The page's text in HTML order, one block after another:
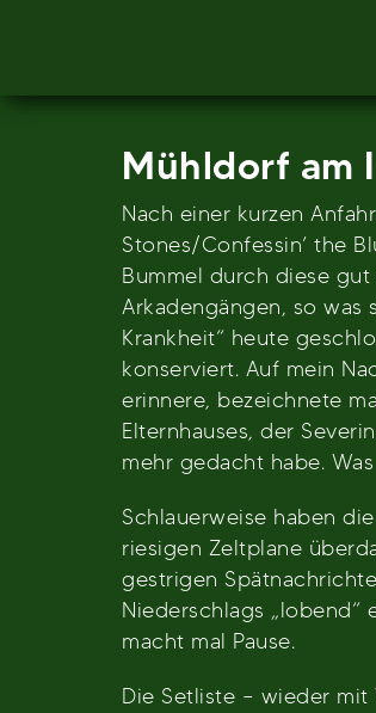
Mühldorf am
Nach einer kurzen
Stones/Confessin’ the
Bummel durch diese
Arkadengängen, so was
Krankheit“ heute
konserviert. Auf mein
erinnere, bezeichnete
Elternhauses, der
mehr gedacht habe.
Schlauerweise haben
riesigen Zeltplane
gestrigen
Niederschlags
macht mal Pause.
Die Setliste – wieder